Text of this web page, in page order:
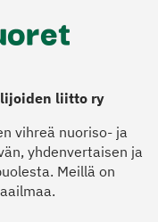
liitto ry
vihreä nuoriso- ja
yhdenvertaisen ja
Meillä on